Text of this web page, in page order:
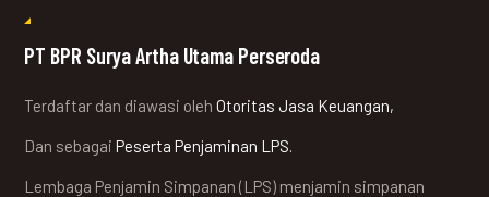
PT BPR Surya Artha Utama Perseroda
Terdaftar dan diawasi olehOtoritas Jasa Keuangan,
Dan sebagaiPeserta Penjaminan LPS.
Lembaga Penjamin Simpanan (LPS) menjamin simpanan